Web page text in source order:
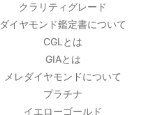
クラリティグレード
ダイヤモンド鑑定書について
CGLとは
GIAとは
メレダイヤモンドについて
プラチナ
イエローゴールド